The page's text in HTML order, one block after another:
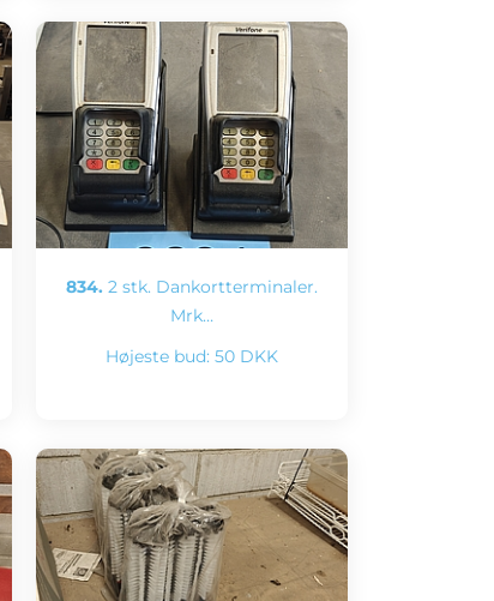
834. 2 stk. Dankortterminaler.
Mrk…
Højeste bud: 50 DKK